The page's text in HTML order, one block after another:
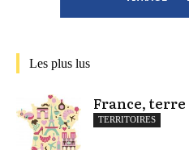
Les plus lus
France, terre
TERRITOIRES